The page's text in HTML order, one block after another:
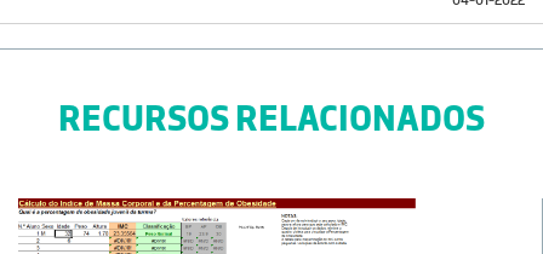
RECURSOS RELACIONADOS